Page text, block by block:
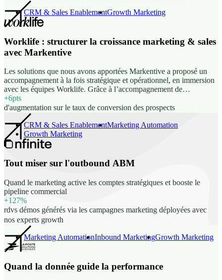
CRM & Sales EnablementGrowth Marketing
Worklife : structurer la croissance marketing & sales
avec Markentive
Les solutions que nous avons apportées Markentive a proposé un
accompagnement à la fois stratégique et opérationnel, en immersion
avec les équipes Worklife. Grâce à l’accompagnement de
Markentive, Worklife a mis en place ses stratégies marketing deux
fois plus rapidement, tout en structurant ses process de manière
agile. Le scoring des leads et l’alignement sales/marketing ont
permis d’augmenter le taux de conversion de 10 % à 16 %.
L’entreprise bénéficie désormais d’un CRM complet, de dashboards
performants et d’une meilleure visibilité sur l’ensemble du tunnel de
+6pts
d'augmentation sur le taux de conversion des prospects
CRM & Sales EnablementMarketing Automation
Growth Marketing
Tout miser sur l'outbound ABM
Quand le marketing active les comptes stratégiques et booste le
pipeline commercial
+127%
rdvs démos générés via les campagnes marketing déployées avec
nos experts growth
Marketing AutomationInbound MarketingGrowth Marketing
Quand la donnée guide la performance